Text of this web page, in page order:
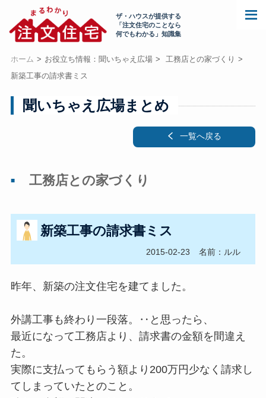
ザ・ハウスが提供する
「注文住宅のことなら
何でもわかる」知識集
ホーム お役立ち情報：聞いちゃえ広場
工務店との家づくり
新築工事の請求書ミス
聞いちゃえ広場まとめ
一覧へ戻る
工務店との家づくり
新築工事の請求書ミス
2015-02-23 名前：ルル
昨年、新築の注文住宅を建てました。
外講工事も終わり一段落。‥と思ったら、
最近になって工務店より、請求書の金額を間違え
た。
実際に支払ってもらう額より200万円少なく請求し
てしまっていたとのこと。